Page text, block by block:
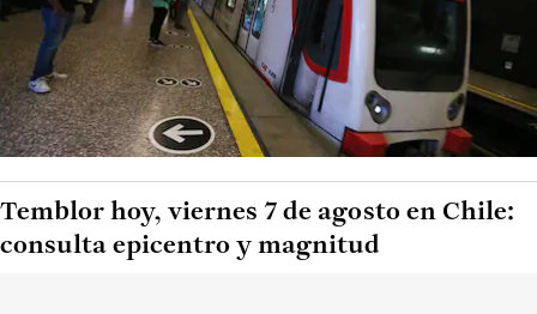
Temblor hoy, viernes 7 de agosto en Chile:
consulta epicentro y magnitud